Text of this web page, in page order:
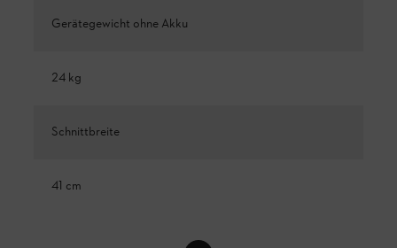
Gerätegewicht ohne Akku
24 kg
Schnittbreite
41 cm